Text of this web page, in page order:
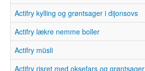
Actifry kylling og grøntsager i dijonsovs
Actifry lækre nemme boller
Actifry müsli
Actifry risret med oksefars og grøntsager